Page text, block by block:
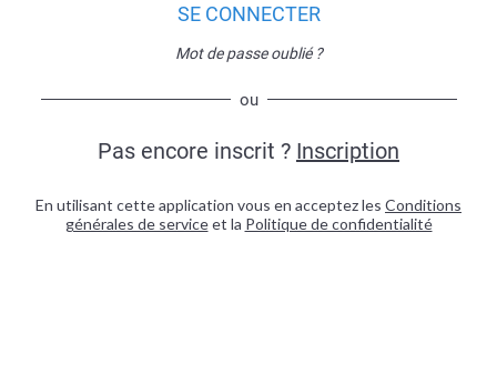
SE CONNECTER
Mot de passe oublié ?
ou
Pas encore inscrit ? Inscription
En utilisant cette application vous en acceptez les Conditions
générales de serviceet la Politique de confidentialité